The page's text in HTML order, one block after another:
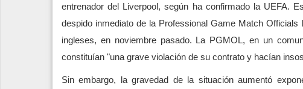
entrenador del Liverpool, según ha confirmado la UEFA.
despido inmediato de la Professional Game Match
ingleses, en noviembre pasado. La PGMOL, en un
constituían "una grave violación de su contrato y hacían
Sin embargo, la gravedad de la situación aumentó